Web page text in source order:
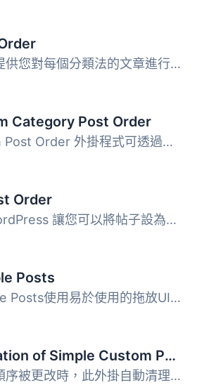
此外掛提供您對每個分類法的文章進行排序的功能。 您可以按照...
Category Post Order
Custom Post Order 外掛程式可透過拖曳介面將文章按照自訂的...
Order
雖然 WordPress 讓您可以將帖子設為置頂，甚至按升序或降序排...
Posts
Sortable Posts使用易於使用的拖放UI，允許使用者更新文章和...
Integration of Simple Custom Post Order and WP Rocket
當文章順序被更改時，此外掛自動清理 WP Rocket 快取。 此外...